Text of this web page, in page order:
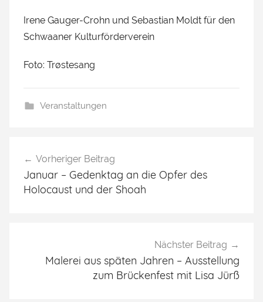
Irene Gauger-Crohn und Sebastian Moldt für den
Schwaaner Kulturförderverein
Foto: Trøstesang
Veranstaltungen
Vorheriger Beitrag
Januar – Gedenktag an die Opfer des
Holocaust und der Shoah
Nächster Beitrag
Malerei aus späten Jahren – Ausstellung
zum Brückenfest mit Lisa Jürß